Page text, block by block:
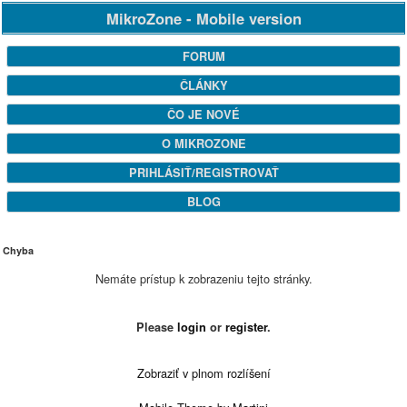
MikroZone - Mobile version
FORUM
ČLÁNKY
ČO JE NOVÉ
O MIKROZONE
PRIHLÁSIŤ/REGISTROVAŤ
BLOG
Chyba
Nemáte prístup k zobrazeniu tejto stránky.
Please login or register.
Zobraziť v plnom rozlíšení